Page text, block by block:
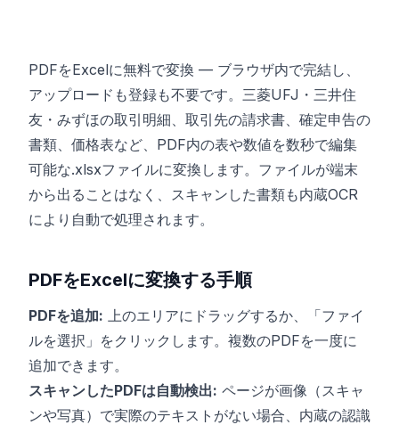
PDFをExcelに無料で変換 — ブラウザ内で完結し、
アップロードも登録も不要です。三菱UFJ・三井住
友・みずほの取引明細、取引先の請求書、確定申告の
書類、価格表など、PDF内の表や数値を数秒で編集
可能な.xlsxファイルに変換します。ファイルが端末
から出ることはなく、スキャンした書類も内蔵OCR
により自動で処理されます。
PDFをExcelに変換する手順
PDFを追加: 上のエリアにドラッグするか、「ファイ
ルを選択」をクリックします。複数のPDFを一度に
追加できます。
スキャンしたPDFは自動検出: ページが画像（スキャ
ンや写真）で実際のテキストがない場合、内蔵の認識